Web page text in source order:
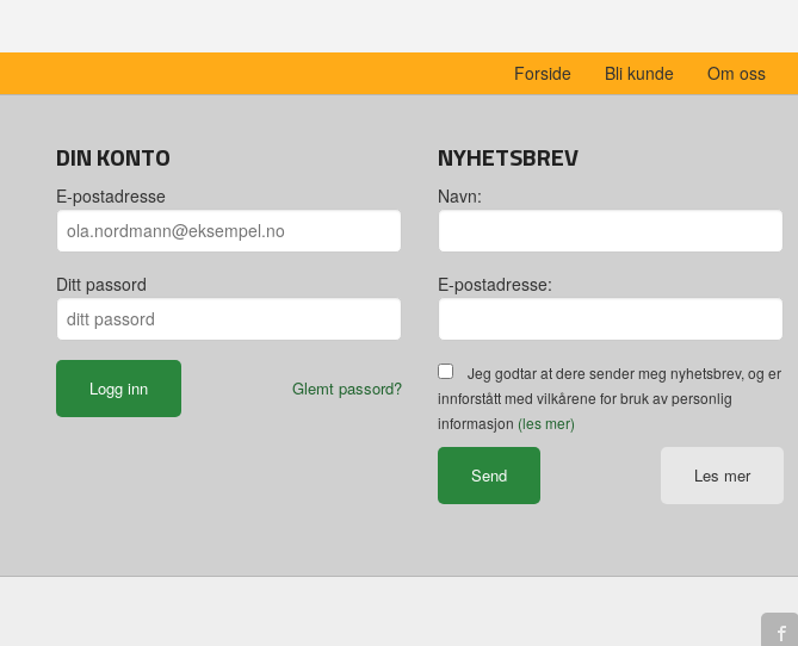
Forside Bli kunde Om oss
DIN KONTO
E-postadresse
Ditt passord
Glemt passord?
NYHETSBREV
Navn:
E-postadresse:
Jeg godtar at dere sender meg nyhetsbrev, og er
innforstått med vilkårene for bruk av personlig
informasjon (les mer)
Les mer